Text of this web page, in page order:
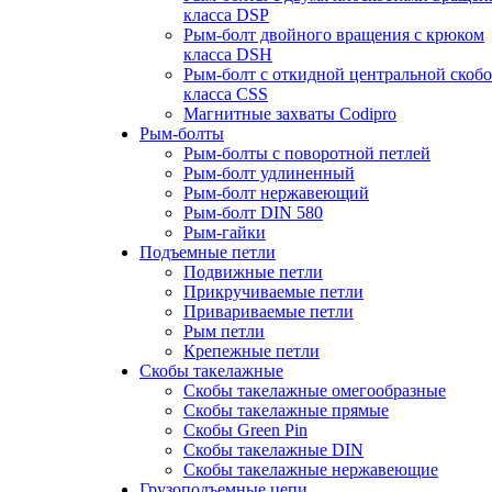
класса DSP
Рым-болт двойного вращения с крюком
класса DSH
Рым-болт с откидной центральной
класса CSS
Магнитные захваты Codipro
Рым-болты
Рым-болты с поворотной петлей
Рым-болт удлиненный
Рым-болт нержавеющий
Рым-болт DIN 580
Рым-гайки
Подъемные петли
Подвижные петли
Прикручиваемые петли
Привариваемые петли
Рым петли
Крепежные петли
Скобы такелажные
Скобы такелажные омегообразные
Скобы такелажные прямые
Скобы Green Pin
Скобы такелажные DIN
Скобы такелажные нержавеющие